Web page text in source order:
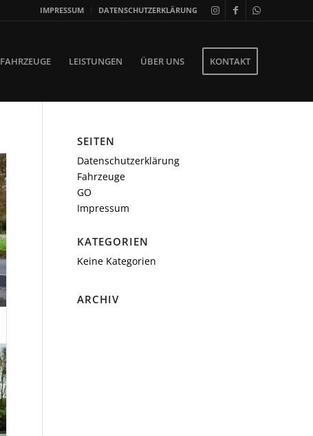
IMPRESSUM DATENSCHUTZERKLÄRUNG
FAHRZEUGE LEISTUNGEN ÜBER UNS KONTAKT
SEITEN
Datenschutzerklärung
Fahrzeuge
GO
Impressum
KATEGORIEN
Keine Kategorien
ARCHIV